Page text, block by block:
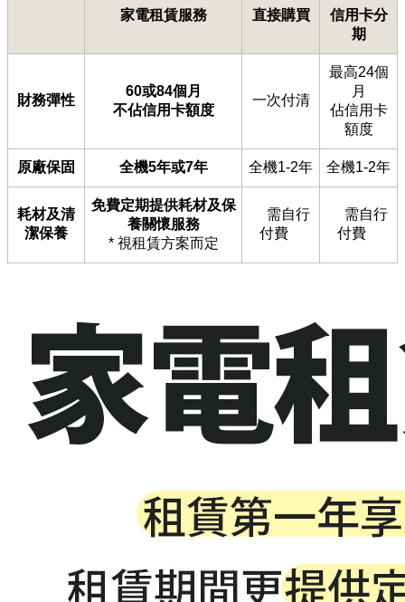
家電租賃服務 直接購買
信用卡分
期
財務彈性
60或84個月
不佔信用卡額度
一次付清
最高24個
月
佔信用卡
額度
原廠保固 全機5年或7年 全機1-2年 全機1-2年
耗材及清
潔保養
免費定期提供耗材及保
養關懷服務
* 視租賃方案而定
需自行
付費
需自行
付費